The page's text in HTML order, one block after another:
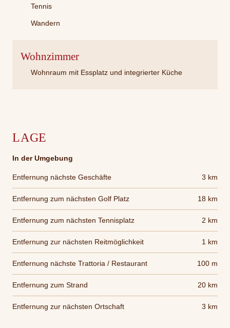
Tennis
Wandern
Wohnzimmer
Wohnraum mit Essplatz und integrierter Küche
LAGE
In der Umgebung
Entfernung nächste Geschäfte 3 km
Entfernung zum nächsten Golf Platz 18 km
Entfernung zum nächsten Tennisplatz 2 km
Entfernung zur nächsten Reitmöglichkeit 1 km
Entfernung nächste Trattoria / Restaurant 100 m
Entfernung zum Strand 20 km
Entfernung zur nächsten Ortschaft 3 km